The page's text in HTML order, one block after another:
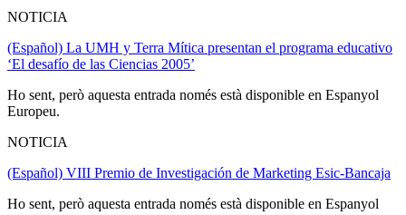
NOTICIA
(Español) La UMH y Terra Mítica presentan el programa educativo
‘El desafío de las Ciencias 2005’
Ho sent, però aquesta entrada només està disponible en Espanyol
Europeu.
NOTICIA
(Español) VIII Premio de Investigación de Marketing Esic-Bancaja
Ho sent, però aquesta entrada només està disponible en Espanyol